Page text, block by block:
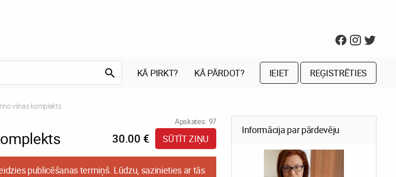
KĀ PIRKT? KĀ PĀRDOT? IEIET REĢISTRĒTIES
vilnas komplekts
Apskates: 97
30.00 € SŪTĪT ZIŅU
publicēšanas termiņš. Lūdzu, sazinieties ar tās
Informācija par pārdevēju